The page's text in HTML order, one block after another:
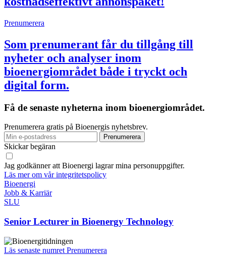
Prenumerera
Som prenumerant får du tillgång till
nyheter och analyser inom
bioenergiområdet både i tryckt och
digital form.
Få de senaste nyheterna inom bioenergiområdet.
Prenumerera gratis på Bioenergis nyhetsbrev.
Skickar begäran
Jag godkänner att Bioenergi lagrar mina personuppgifter.
Läs mer om vår integritetspolicy
Bioenergi
Jobb & Karriär
SLU
Senior Lecturer in Bioenergy Technology
Läs senaste numret Prenumerera